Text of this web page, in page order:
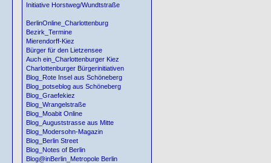
Initiative Horstweg/Wundtstraße
BerlinOnline_Charlottenburg
Bezirk_Termine
Mierendorff-Kiez
Bürger für den Lietzensee
Auch ein_Charlottenburger Kiez
Charlottenburger Bürgerinitiativen
Blog_Rote Insel aus Schöneberg
Blog_potseblog aus Schöneberg
Blog_Graefekiez
Blog_Wrangelstraße
Blog_Moabit Online
Blog_Auguststrasse aus Mitte
Blog_Modersohn-Magazin
Blog_Berlin Street
Blog_Notes of Berlin
Blog@inBerlin_Metropole Berlin